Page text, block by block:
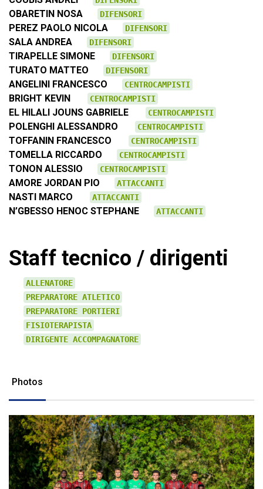
OBARETIN NOSA DIFENSORI
PEREZ PAOLO NICOLA DIFENSORI
SALA ANDREA DIFENSORI
TIRAPELLE SIMONE DIFENSORI
TURATO MATTEO DIFENSORI
ANGELINI FRANCESCO CENTROCAMPISTI
BRIGHT KEVIN CENTROCAMPISTI
EL HILALI JOUNS GABRIELE CENTROCAMPISTI
POLENGHI ALESSANDRO CENTROCAMPISTI
TOFFANIN FRANCESCO CENTROCAMPISTI
TOMELLA RICCARDO CENTROCAMPISTI
TONON ALESSIO CENTROCAMPISTI
AMORE JORDAN PIO ATTACCANTI
NASTI MARCO ATTACCANTI
N’GBESSO HENOC STEPHANE ATTACCANTI
Staff tecnico / dirigenti
ALLENATORE
PREPARATORE ATLETICO
PREPARATORE PORTIERI
FISIOTERAPISTA
DIRIGENTE ACCOMPAGNATORE
Photos